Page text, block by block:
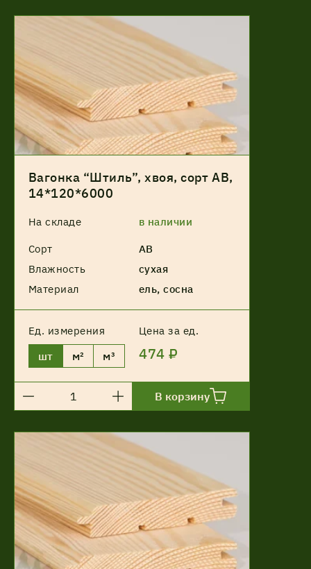
Вагонка “Штиль”, хвоя, сорт АВ,
14*120*6000
На складе в наличии
Сорт
АВ
Влажность
сухая
Материал
ель, сосна
Ед. измерения Цена за ед.
шт м² м³ 474 ₽
В корзину